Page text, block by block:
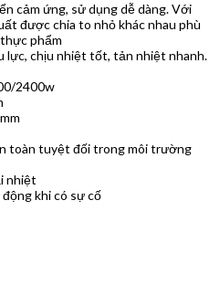
cảm ứng, sử dụng dễ dàng. Với
được chia to nhỏ khác nhau phù
phẩm
lực, chịu nhiệt tốt, tản nhiệt nhanh.
2400w
toàn tuyệt đối trong môi trường
nhiệt
khi có sự cố